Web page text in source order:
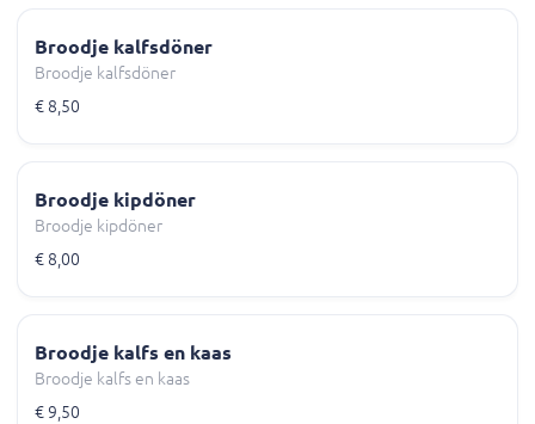
Broodje kalfsdöner
Broodje kalfsdöner
€ 8,50
Broodje kipdöner
Broodje kipdöner
€ 8,00
Broodje kalfs en kaas
Broodje kalfs en kaas
€ 9,50